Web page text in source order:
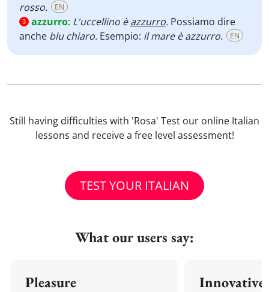
rosso.
EN
3 azzurro: L'uccellino èazzurro. Possiamo dire
anche blu chiaro. Esempio: il mare è azzurro. EN
Still having difficulties with 'Rosa' Test our online Italian
lessons and receive a free level assessment!
TEST YOUR ITALIAN
What our users say:
Pleasure Innovative